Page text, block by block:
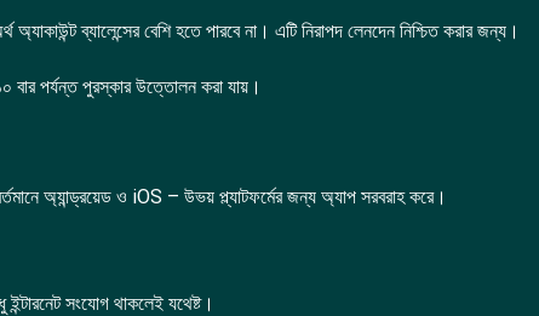
ব্যালেন্সের বেশি হতে পারবে না। এটি নিরাপদ লেনদেন নিশ্চিত করার জন্য।
বার পর্যন্ত পুরস্কার উত্তোলন করা যায়।
অ্যান্ড্রয়েড ও iOS – উভয় প্ল্যাটফর্মের জন্য অ্যাপ সরবরাহ করে।
সংযোগ থাকলেই যথেষ্ট।